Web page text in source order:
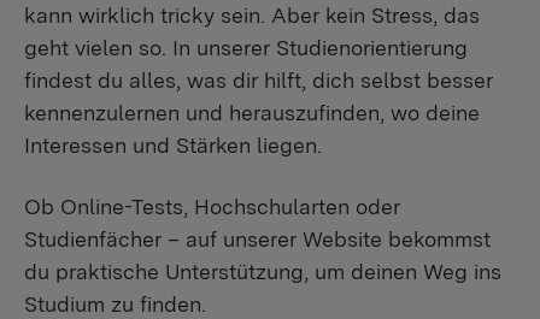
kann wirklich tricky sein. Aber kein Stress, das
geht vielen so. In unserer Studienorientierung
findest du alles, was dir hilft, dich selbst besser
kennenzulernen und herauszufinden, wo deine
Interessen und Stärken liegen.
Ob Online-Tests, Hochschularten oder
Studienfächer – auf unserer Website bekommst
du praktische Unterstützung, um deinen Weg ins
Studium zu finden.